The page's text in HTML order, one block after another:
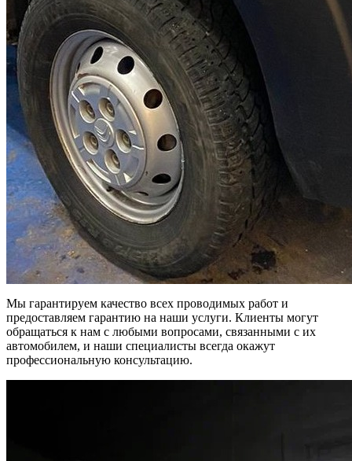
Мы гарантируем качество всех проводимых работ и
предоставляем гарантию на наши услуги. Клиенты могут
обращаться к нам с любыми вопросами, связанными с их
автомобилем, и наши специалисты всегда окажут
профессиональную консультацию.